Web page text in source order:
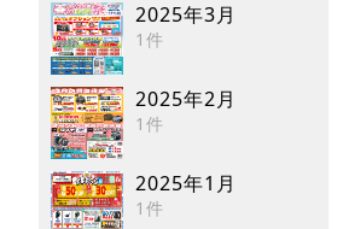
2025年3月
1件
2025年2月
1件
2025年1月
1件